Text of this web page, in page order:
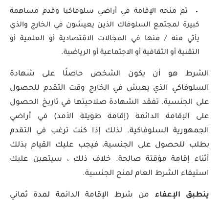
تم منحه الإقامة في أراضي سلوفاكيا وقدم مساهمة
كبيرة لمجتمع السلوفاك الذين يعيشون في الخارج والذي
يأتي منه / منها في المجالات الاقتصادية أو العلمية أو
التقنية أو الثقافية أو الاجتماعية أو الرياضية.
الشرط هو أن يكون الشخص حاصلًا على شهادة
السلوفاكي الذي يعيش في الخارج وقت التقدم للحصول
على الجنسية. تفقد الشهادة صلاحيتها في تاريخ الحصول
على الإقامة الدائمة (إقامة طويلة الأمد) في أراضي
الجمهورية السلوفاكية. لذلك إذا كنت ترغب في التقدم
بطلب للحصول على الجنسية، فيجب عليك القيام بذلك
أثناء إقامة مؤقتة صالحة. خلاف ذلك ، سيتعين عليك
استيفاء الشرط العام لمنح الجنسية.
ينطبق الإعفاء من شرط الإقامة الدائمة لمدة ثماني